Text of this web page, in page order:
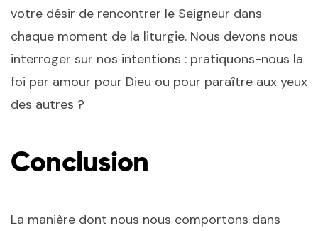
votre désir de rencontrer le Seigneur dans
chaque moment de la liturgie. Nous devons nous
interroger sur nos intentions : pratiquons-nous la
foi par amour pour Dieu ou pour paraître aux yeux
des autres ?
Conclusion
La manière dont nous nous comportons dans